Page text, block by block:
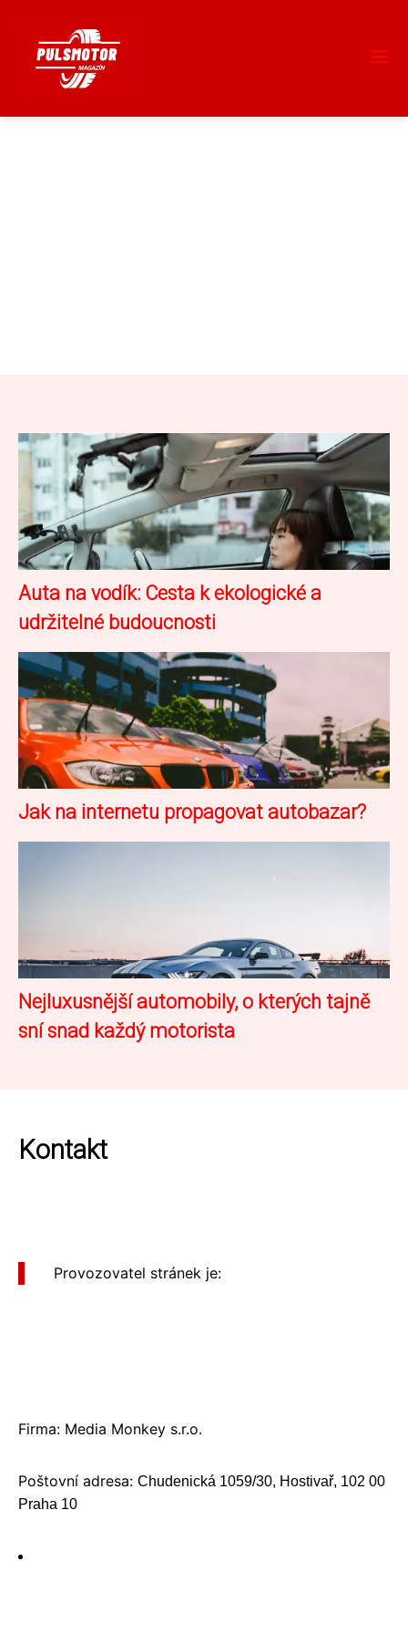
Auta na vodík: Cesta k ekologické a
udržitelné budoucnosti
Jak na internetu propagovat autobazar?
Nejluxusnější automobily, o kterých tajně
sní snad každý motorista
Kontakt
Provozovatel stránek je:
Firma: Media Monkey s.r.o.
Poštovní adresa: Chudenická 1059/30, Hostivař, 102 00
Praha 10